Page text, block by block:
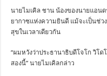
นายไมเคิล ชาน น้องของนายแอนด
ยากาซแห่งความยินดี แม้จะเป็นช่ว
สุขในเวลาเดียวกัน
“ผมหวังว่าประธานาธิบดีโจโก วิโ
สองนี้” นายไมเคิลกล่าว